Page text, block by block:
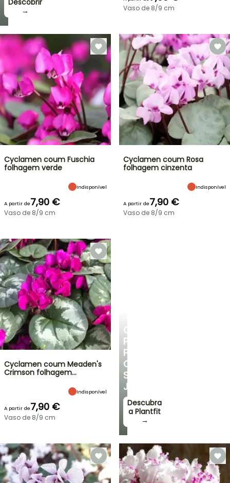
Descobrir
→
CONSELHOS
PERSONALIZADOS
PARA
O
SEU
JARDIM
Descubra
a Plantfit
→
Vaso de 8/9 cm
Cyclamen coum Fuschia
folhagem verde
Indisponível
A partir de7,90 €
Vaso de 8/9 cm
Cyclamen coum Rosa
folhagem cinzenta
Indisponível
A partir de7,90 €
Vaso de 8/9 cm
Cyclamen coum Meaden's
Crimson folhagem…
Indisponível
A partir de7,90 €
Vaso de 8/9 cm